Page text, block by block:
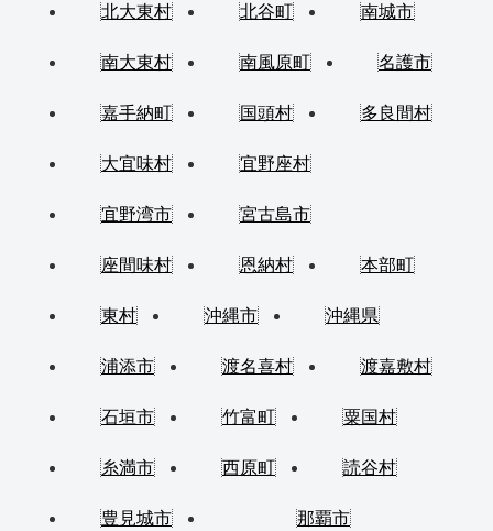
北大東村 北谷町 南城市
南大東村 南風原町 名護市
嘉手納町 国頭村 多良間村
大宜味村 宜野座村
宜野湾市 宮古島市
座間味村 恩納村 本部町
東村 沖縄市 沖縄県
浦添市 渡名喜村 渡嘉敷村
石垣市 竹富町 粟国村
糸満市 西原町 読谷村
豊見城市 那覇市